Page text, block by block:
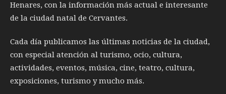
Henares, con la información más actual e interesante
de la ciudad natal de Cervantes.
Cada día publicamos las últimas noticias de la ciudad,
con especial atención al turismo, ocio, cultura,
actividades, eventos, música, cine, teatro, cultura,
exposiciones, turismo y mucho más.